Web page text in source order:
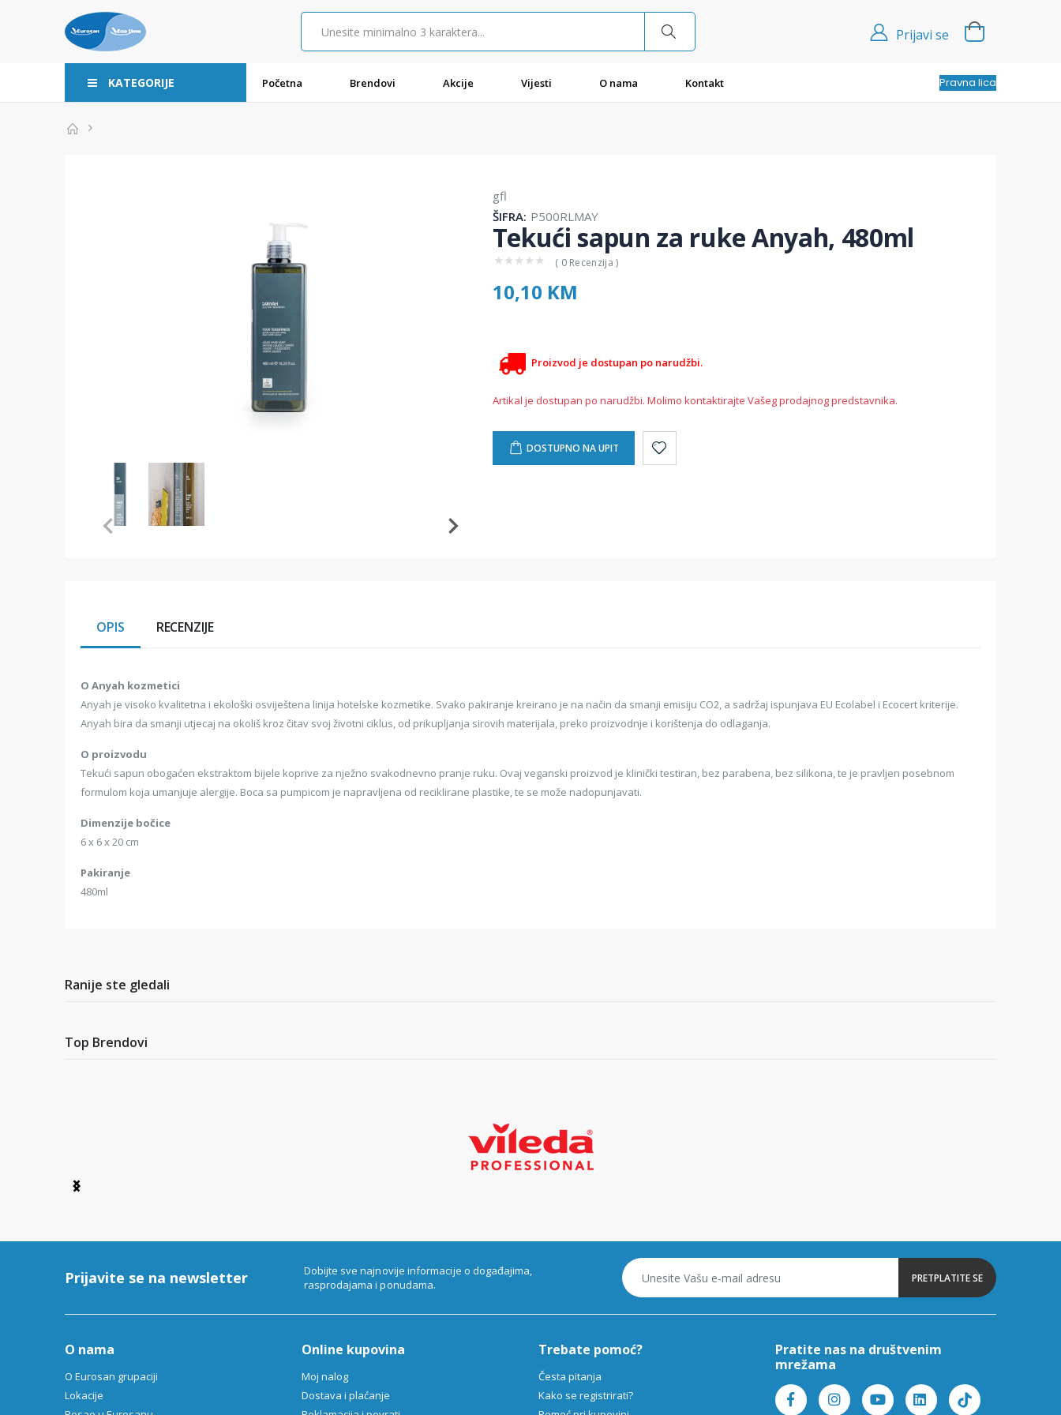
Prijavi se
KATEGORIJE Početna Brendovi Akcije Vijesti O nama Kontakt Pravna lica
Item
gfl
ŠIFRA: P500RLMAY
Tekući sapun za ruke Anyah, 480ml
★ ★ ★ ★ ★ ( 0 Recenzija )
10,10 KM
Proizvod je dostupan po narudžbi.
Artikal je dostupan po narudžbi. Molimo kontaktirajte Vašeg prodajnog predstavnika.
DOSTUPNO NA UPIT
OPIS RECENZIJE
O Anyah kozmetici
Anyah je visoko kvalitetna i ekološki osviještena linija hotelske kozmetike. Svako pakiranje kreirano je na način da smanji emisiju CO2, a sadržaj ispunjava EU Ecolabel i Ecocert kriterije.
Anyah bira da smanji utjecaj na okoliš kroz čitav svoj životni ciklus, od prikupljanja sirovih materijala, preko proizvodnje i korištenja do odlaganja.
O proizvodu
Tekući sapun obogaćen ekstraktom bijele koprive za nježno svakodnevno pranje ruku. Ovaj veganski proizvod je klinički testiran, bez parabena, bez silikona, te je pravljen posebnom
formulom koja umanjuje alergije. Boca sa pumpicom je napravljena od reciklirane plastike, te se može nadopunjavati.
Dimenzije bočice
6 x 6 x 20 cm
Pakiranje
480ml
Ranije ste gledali
Top Brendovi
Item
Prijavite se na newsletter
Dobijte sve najnovije informacije o događajima,
rasprodajama i ponudama.
PRETPLATITE SE
O nama
O Eurosan grupaciji
Lokacije
Online kupovina
Moj nalog
Dostava i plaćanje
Trebate pomoć?
Česta pitanja
Kako se registrirati?
Pratite nas na društvenim
mrežama